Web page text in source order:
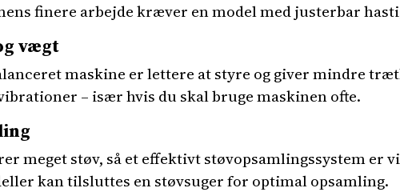
finere arbejde kræver en model med justerbar
vægt
maskine er lettere at styre og giver mindre
– især hvis du skal bruge maskinen ofte.
meget støv, så et effektivt støvopsamlingssystem
kan tilsluttes en støvsuger for optimal opsamling.